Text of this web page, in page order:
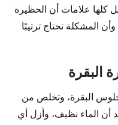
كلها علامات أن الحظيرة
المشكلة تحتاج ترتيبًا
البقرة
البقرة، وتخلص من
أن الماء نظيف، وأزل أي